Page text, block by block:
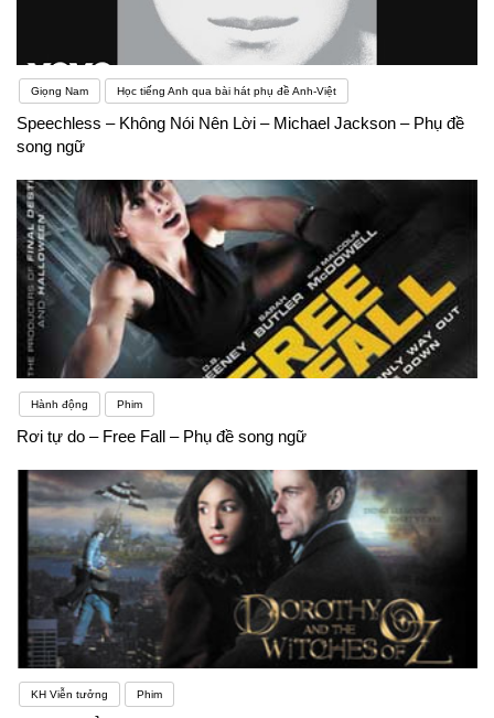
Giọng Nam Học tiếng Anh qua bài hát phụ đề Anh-Việt
Speechless – Không Nói Nên Lời – Michael Jackson – Phụ đề
song ngữ
Hành động Phim
Rơi tự do – Free Fall – Phụ đề song ngữ
KH Viễn tưởng Phim